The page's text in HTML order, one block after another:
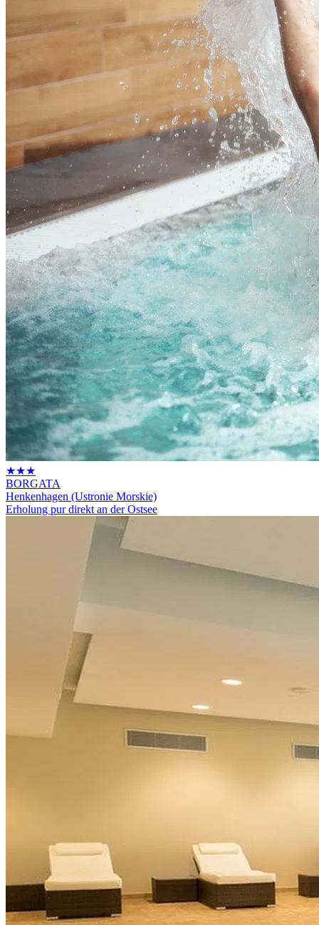
★★★
BORGATA
Henkenhagen (Ustronie Morskie)
Erholung pur direkt an der Ostsee